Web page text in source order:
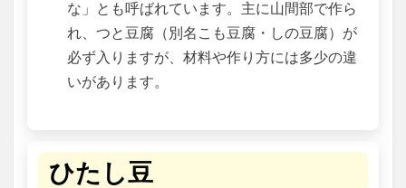
な」とも呼ばれています。主に山間部で作ら
れ、つと豆腐（別名こも豆腐・しの豆腐）が
必ず入りますが、材料や作り方には多少の違
いがあります。
ひたし豆